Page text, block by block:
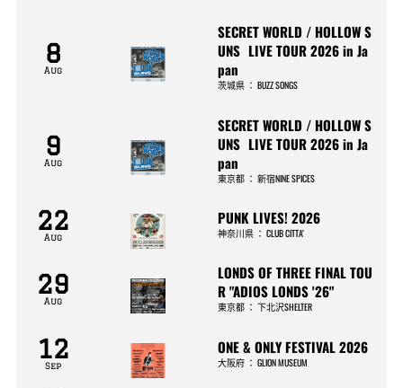
8
Aug
SECRET WORLD / HOLLOW S
UNS LIVE TOUR 2026 in Ja
pan
茨城県 ：BUZZ SONGS
9
Aug
SECRET WORLD / HOLLOW S
UNS LIVE TOUR 2026 in Ja
pan
東京都 ：新宿NINE SPICES
22
Aug
PUNK LIVES! 2026
神奈川県 ：CLUB CITTA’
29
Aug
LONDS OF THREE FINAL TOU
R "ADIOS LONDS '26"
東京都 ：下北沢SHELTER
12
Sep
ONE & ONLY FESTIVAL 2026
大阪府 ：GLION MUSEUM